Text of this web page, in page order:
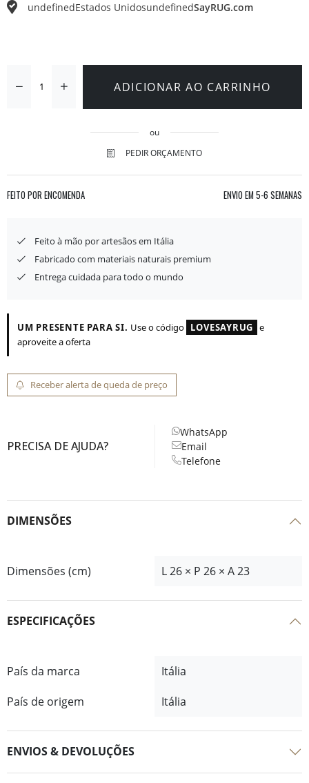
undefinedEstados UnidosundefinedSayRUG.com
ADICIONAR AO CARRINHO
ou
PEDIR ORÇAMENTO
FEITO POR ENCOMENDA ENVIO EM 5-6 SEMANAS
Feito à mão por artesãos em Itália
Fabricado com materiais naturais premium
Entrega cuidada para todo o mundo
UM PRESENTE PARA SI. Use o código LOVESAYRUG e
aproveite a oferta
Receber alerta de queda de preço
PRECISA DE AJUDA?
WhatsApp
Email
Telefone
DIMENSÕES
Dimensões (cm) L 26 × P 26 × A 23
ESPECIFICAÇÕES
País da marca
Itália
País de origem
Itália
ENVIOS & DEVOLUÇÕES